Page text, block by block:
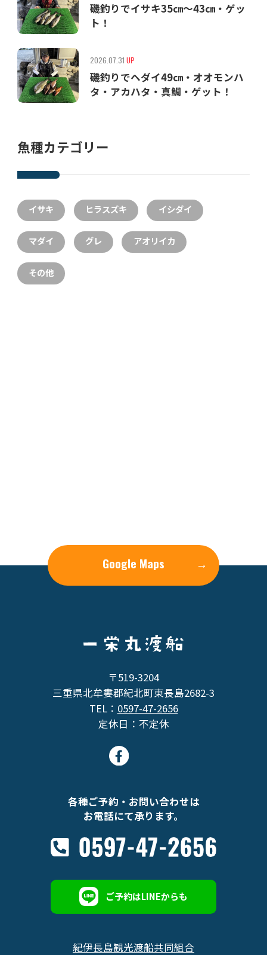
磯釣りでイサキ35㎝〜43㎝・ゲッ
ト！
2026.07.31 UP
磯釣りでヘダイ49㎝・オオモンハ
タ・アカハタ・真鯛・ゲット！
魚種カテゴリー
イサキ ヒラスズキ イシダイ
マダイ グレ アオリイカ
その他
Google Maps →
〒519-3204
三重県北牟婁郡紀北町東長島2682-3
TEL： 0597-47-2656
定休日：不定休
各種ご予約・お問い合わせは
お電話にて承ります。
ご予約はLINEからも
紀伊長島観光渡船共同組合